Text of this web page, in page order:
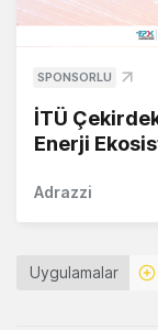
SPONSORLU
İTÜ
Enerji
Adrazzi
Uygulamalar